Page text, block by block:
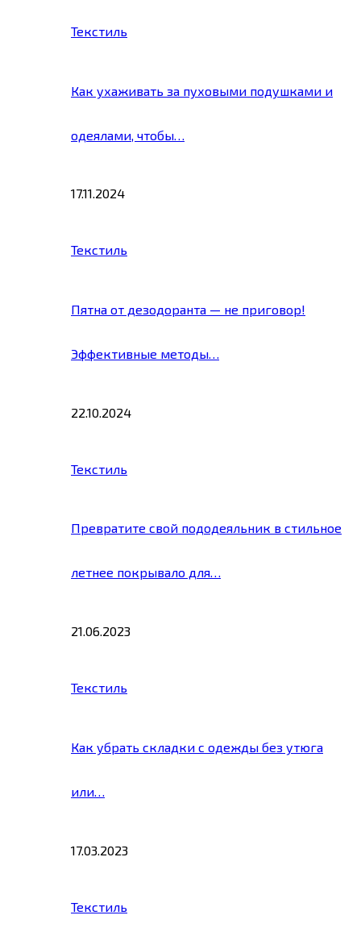
Текстиль
Как ухаживать за пуховыми подушками и
одеялами, чтобы…
17.11.2024
Текстиль
Пятна от дезодоранта — не приговор!
Эффективные методы…
22.10.2024
Текстиль
Превратите свой пододеяльник в стильное
летнее покрывало для…
21.06.2023
Текстиль
Как убрать складки с одежды без утюга
или…
17.03.2023
Текстиль